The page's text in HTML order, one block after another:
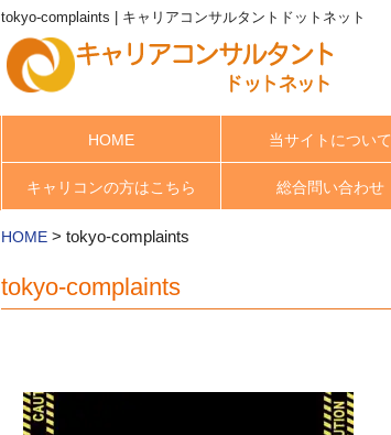
tokyo-complaints | キャリアコンサルタントドットネット
HOME 当サイトについて
キャリコンの方はこちら 総合問い合わせ
HOME > tokyo-complaints
tokyo-complaints